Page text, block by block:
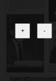
+ -